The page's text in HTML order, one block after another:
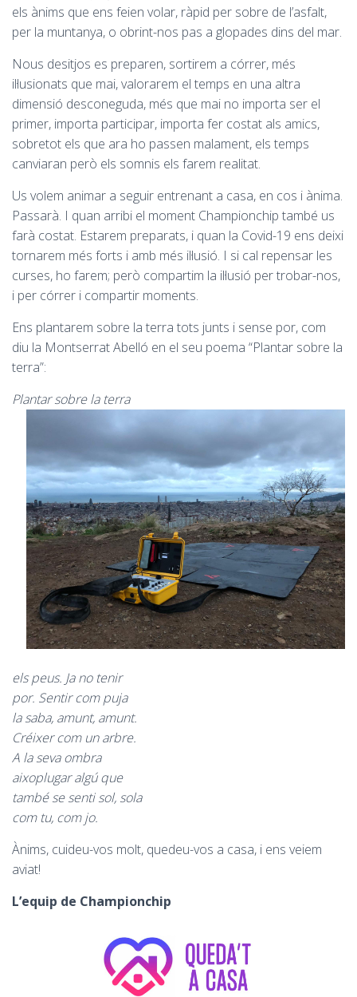
els ànims que ens feien volar, ràpid per sobre de l’asfalt,
per la muntanya, o obrint-nos pas a glopades dins del mar.
Nous desitjos es preparen, sortirem a córrer, més
il·lusionats que mai, valorarem el temps en una altra
dimensió desconeguda, més que mai no importa ser el
primer, importa participar, importa fer costat als amics,
sobretot els que ara ho passen malament, els temps
canviaran però els somnis els farem realitat.
Us volem animar a seguir entrenant a casa, en cos i ànima.
Passarà. I quan arribi el moment Championchip també us
farà costat. Estarem preparats, i quan la Covid-19 ens deixi
tornarem més forts i amb més il·lusió. I si cal repensar les
curses, ho farem; però compartim la il·lusió per trobar-nos,
i per córrer i compartir moments.
Ens plantarem sobre la terra tots junts i sense por, com
diu la Montserrat Abelló en el seu poema “Plantar sobre la
terra”:
Plantar sobre la terra
els peus. Ja no tenir
por. Sentir com puja
la saba, amunt, amunt.
Créixer com un arbre.
A la seva ombra
aixoplugar algú que
també se senti sol, sola
com tu, com jo.
Ànims, cuideu-vos molt, quedeu-vos a casa, i ens veiem
aviat!
L’equip de Championchip